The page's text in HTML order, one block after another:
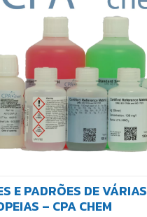
E PADRÕES DE VÁRIAS
– CPA CHEM